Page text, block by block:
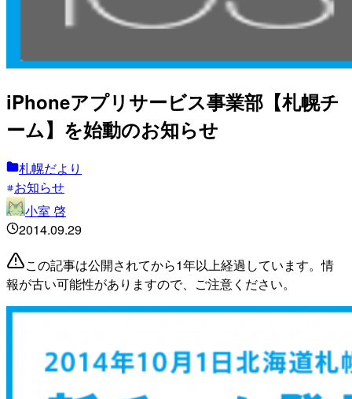
iPhoneアプリサービス事業部【札幌チ
ーム】を始動のお知らせ
札幌だより
お知らせ
小室 啓
2014.09.29
この記事は公開されてから1年以上経過しています。情
報が古い可能性がありますので、ご注意ください。